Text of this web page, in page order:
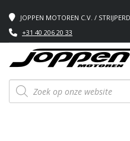
JOPPEN MOTOREN C.V. /
+31 40 206 20 33
Producten
zoeken